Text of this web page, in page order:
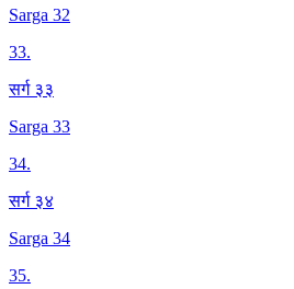
Sarga 32
33.
सर्ग ३३
Sarga 33
34.
सर्ग ३४
Sarga 34
35.